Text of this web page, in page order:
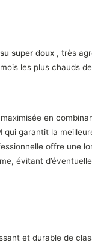
super doux , très
les plus chauds de
en
qui garantit la
offre une
évitant
et durable de